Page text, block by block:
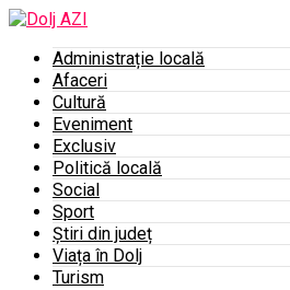
Administrație locală
Afaceri
Cultură
Eveniment
Exclusiv
Politică locală
Social
Sport
Știri din județ
Viața în Dolj
Turism